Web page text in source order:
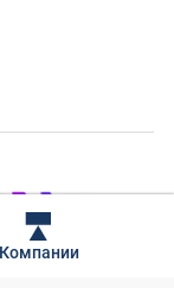
Компаниизащищены.